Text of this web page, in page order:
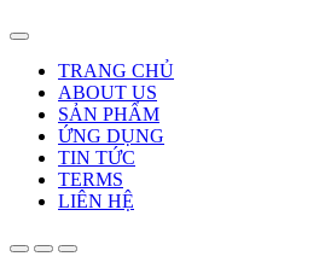
TRANG CHỦ
ABOUT US
SẢN PHẨM
ỨNG DỤNG
TIN TỨC
TERMS
LIÊN HỆ